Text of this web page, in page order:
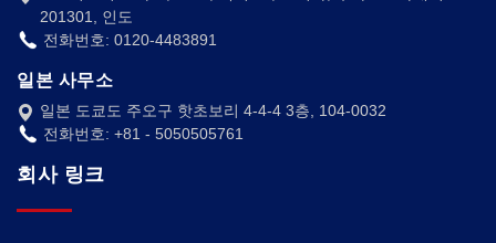
201301, 인도
전화번호: 0120-4483891
일본 사무소
일본 도쿄도 주오구 핫초보리 4-4-4 3층, 104-0032
전화번호: +81 - 5050505761
회사 링크